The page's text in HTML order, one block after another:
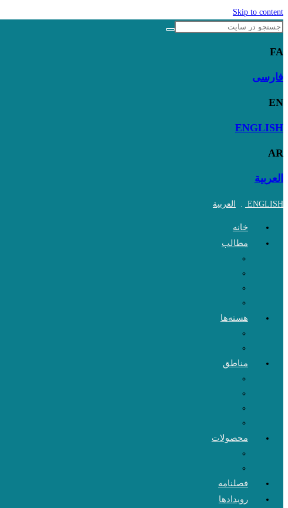
Skip to content
FA
فارسی
EN
ENGLISH
AR
العربية
ENGLISH
. العربية
خانه
مطالب
هسته‌ها
مناطق
محصولات
فصلنامه
رویدادها